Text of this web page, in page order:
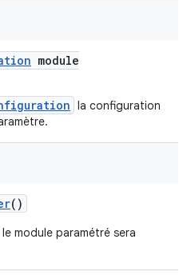
module
la configuration
()
module paramétré sera